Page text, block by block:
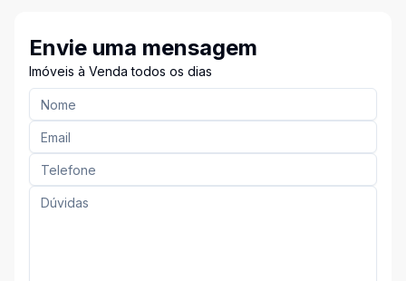
Envie uma mensagem
Imóveis à Venda todos os dias